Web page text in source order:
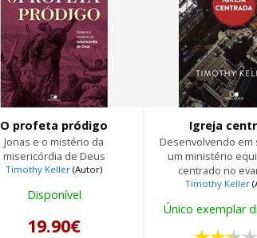
O profeta pródigo
Jonas e o mistério da
misericórdia de Deus
Timothy Keller (Autor)
Disponível
19.90€
Igreja
Desenvolvendo em
um ministério
centrado no
Timothy Keller
Único exemplar